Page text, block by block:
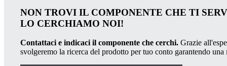
NON TROVI IL COMPONENTE CHE TI
LO CERCHIAMO NOI!
Contattaci e indicaci il componente che cerchi. Grazie
svolgeremo la ricerca del prodotto per tuo conto garantendo una